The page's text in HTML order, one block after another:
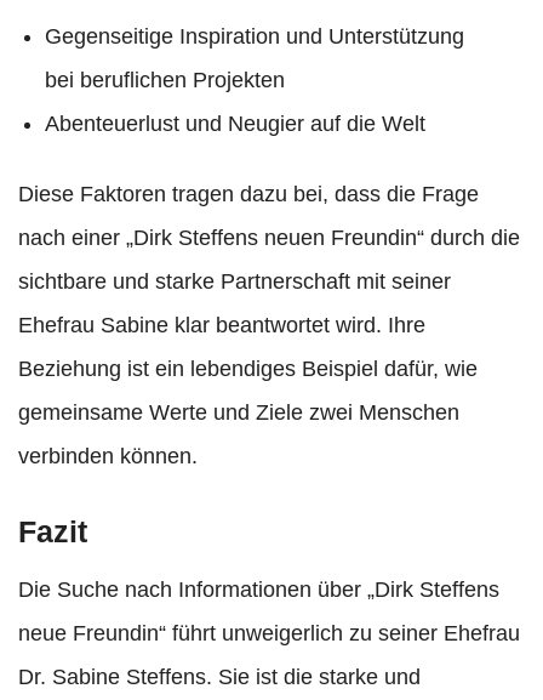
Gegenseitige Inspiration und Unterstützung
bei beruflichen Projekten
Abenteuerlust und Neugier auf die Welt
Diese Faktoren tragen dazu bei, dass die Frage
nach einer „Dirk Steffens neuen Freundin“ durch die
sichtbare und starke Partnerschaft mit seiner
Ehefrau Sabine klar beantwortet wird. Ihre
Beziehung ist ein lebendiges Beispiel dafür, wie
gemeinsame Werte und Ziele zwei Menschen
verbinden können.
Fazit
Die Suche nach Informationen über „Dirk Steffens
neue Freundin“ führt unweigerlich zu seiner Ehefrau
Dr. Sabine Steffens. Sie ist die starke und